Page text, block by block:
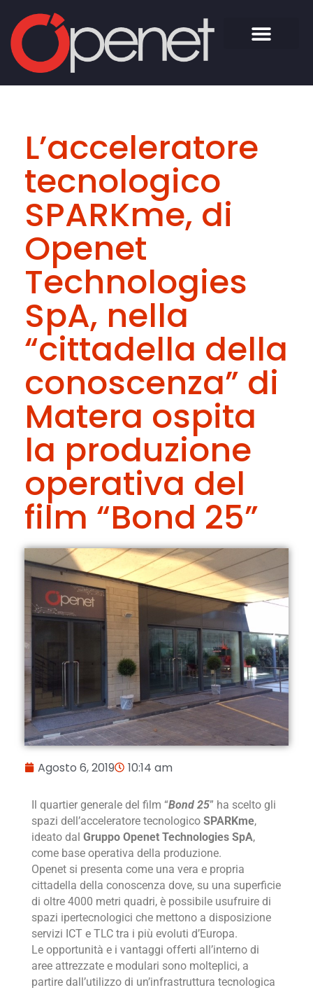
L’acceleratore
tecnologico
SPARKme, di
Openet
Technologies
SpA, nella
“cittadella della
conoscenza” di
Matera ospita
la produzione
operativa del
film “Bond 25”
Agosto 6, 2019 10:14 am
Il quartier generale del film “Bond 25” ha scelto gli
spazi dell’acceleratore tecnologico SPARKme,
ideato dal Gruppo Openet Technologies SpA,
come base operativa della produzione.
Openet si presenta come una vera e propria
cittadella della conoscenza dove, su una superficie
di oltre 4000 metri quadri, è possibile usufruire di
spazi ipertecnologici che mettono a disposizione
servizi ICT e TLC tra i più evoluti d’Europa.
Le opportunità e i vantaggi offerti all’interno di
aree attrezzate e modulari sono molteplici, a
partire dall’utilizzo di un’infrastruttura tecnologica